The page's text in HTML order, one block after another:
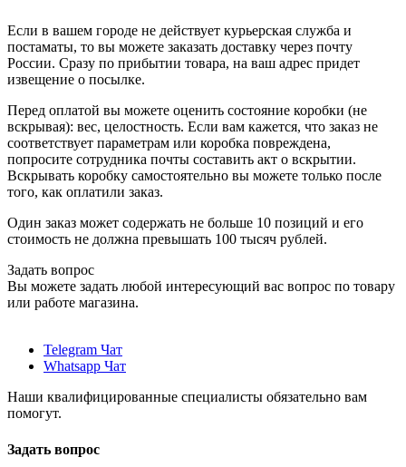
Если в вашем городе не действует курьерская служба и
постаматы, то вы можете заказать доставку через почту
России. Сразу по прибытии товара, на ваш адрес придет
извещение о посылке.
Перед оплатой вы можете оценить состояние коробки (не
вскрывая): вес, целостность. Если вам кажется, что заказ не
соответствует параметрам или коробка повреждена,
попросите сотрудника почты составить акт о вскрытии.
Вскрывать коробку самостоятельно вы можете только после
того, как оплатили заказ.
Один заказ может содержать не больше 10 позиций и его
стоимость не должна превышать 100 тысяч рублей.
Задать вопрос
Вы можете задать любой интересующий вас вопрос по товару
или работе магазина.
Telegram Чат
Whatsapp Чат
Наши квалифицированные специалисты обязательно вам
помогут.
Задать вопрос